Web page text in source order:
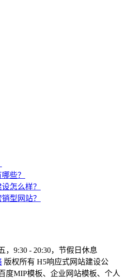
些？
怎么样？
型网站？
，9:30 - 20:30，节假日休息
版权所有 H5响应式网站建设公
度MIP模板、企业网站模板、个人